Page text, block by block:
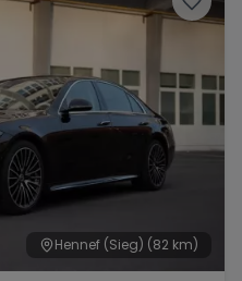
Hennef (Sieg) (82 km)